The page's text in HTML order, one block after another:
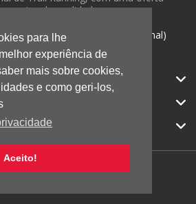
para lhe
experiência de
mais sobre cookies,
e como geri-los,
Aceito!
serviço de qualidade.
para rede móvel nacional)
|Todos os direitos reservados.